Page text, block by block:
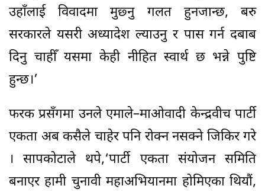
उहाँलाई विवादमा मुछ्नु गलत हुनजान्छ, बरु
सरकारले यसरी अध्यादेश ल्याउनु र पास गर्न दबाब
दिनु चाहीँ यसमा केही नीहित स्वार्थ छ भन्ने पुष्टि
हुन्छ।’
फरक प्रसँगमा उनले एमाले–माओवादी केन्द्रवीच पार्टी
एकता अब कसैले चाहेर पनि रोक्न नसक्ने जिकिर गरे
। सापकोटाले थपे,‘पार्टी एकता संयोजन समिति
बनाएर हामी चुनावी महाअभियानमा होमिएका थियौं,